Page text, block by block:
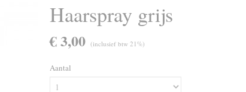
Haarspray grijs
€ 3,00 (inclusief btw 21%)
Aantal